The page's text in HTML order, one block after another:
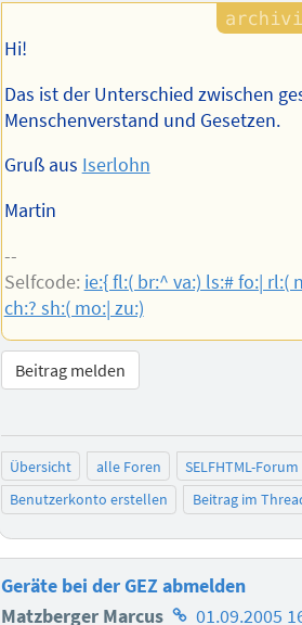
Hi!
Das ist der Unterschied zwischen
Menschenverstand und Gesetzen.
Gruß aus Iserlohn
Martin
--
Selfcode: ie:{ fl:( br:^ va:) ls:# fo:| rl:(
ch:? sh:( mo:| zu:)
Beitrag melden
Übersicht alle Foren
SELFHTML-Forum
Benutzerkonto erstellen
Beitrag im
Geräte bei der GEZ abmelden
Matzberger Marcus Homepage
01.09.2005